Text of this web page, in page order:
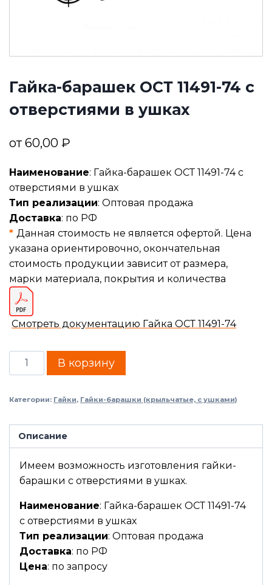
Гайка-барашек ОСТ 11491-74 с
отверстиями в ушках
от60,00 ₽
Наименование: Гайка-барашек ОСТ 11491-74 с
отверстиями в ушках
Тип реализации: Оптовая продажа
Доставка: по РФ
* Данная стоимость не является офертой. Цена
указана ориентировочно, окончательная
стоимость продукции зависит от размера,
марки материала, покрытия и количества
Смотреть документацию Гайка ОСТ 11491-74
В корзину
Категории: Гайки, Гайки-барашки (крыльчатые, с ушками)
Описание
Имеем возможность изготовления гайки-
барашки с отверстиями в ушках.
Наименование: Гайка-барашек ОСТ 11491-74
с отверстиями в ушках
Тип реализации: Оптовая продажа
Доставка: по РФ
Цена: по запросу